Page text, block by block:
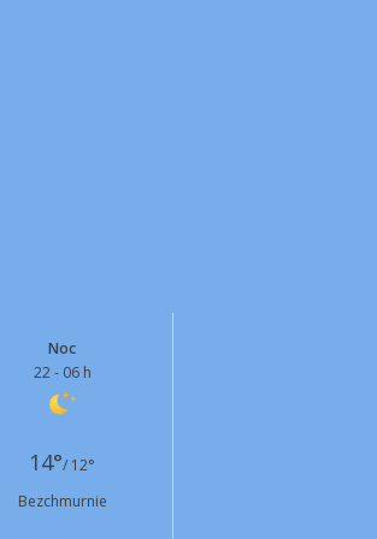
Noc
22 - 06 h
14°/ 12°
Bezchmurnie